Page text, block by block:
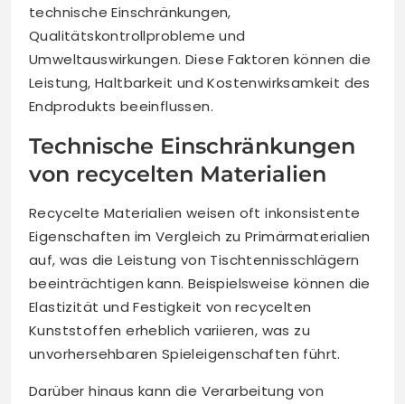
technische Einschränkungen,
Qualitätskontrollprobleme und
Umweltauswirkungen. Diese Faktoren können die
Leistung, Haltbarkeit und Kostenwirksamkeit des
Endprodukts beeinflussen.
Technische Einschränkungen
von recycelten Materialien
Recycelte Materialien weisen oft inkonsistente
Eigenschaften im Vergleich zu Primärmaterialien
auf, was die Leistung von Tischtennisschlägern
beeinträchtigen kann. Beispielsweise können die
Elastizität und Festigkeit von recycelten
Kunststoffen erheblich variieren, was zu
unvorhersehbaren Spieleigenschaften führt.
Darüber hinaus kann die Verarbeitung von